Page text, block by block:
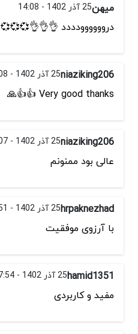
میهن25 آذر 1402 - 14:08
دروووووودددد 👌👌👌💞💞💞
niaziking20625 آذر 1402 - 13:08
Very good thanks 👍👍🙏
niaziking20625 آذر 1402 - 13:07
عالی بود ممنونم
hrpaknezhad25 آذر 1402 - 10:51
با آرزوی موفقیت
hamid135125 آذر 1402 - 07:54
مفید و کاربردی